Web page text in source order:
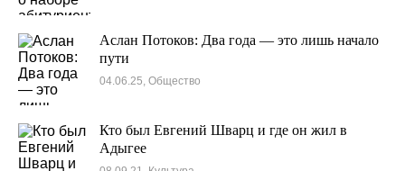
Аслан Потоков: Два года — это лишь начало
пути
04.06.25, Общество
Кто был Евгений Шварц и где он жил в
Адыгее